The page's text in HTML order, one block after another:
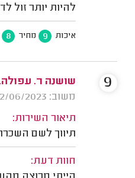
להיות יותר זול
איכות 9 מחיר 8
שושנה ר. עפולה.
משוב: 02/06/2023
תיאור השירות:
תיווך לשם
חוות דעת:
9